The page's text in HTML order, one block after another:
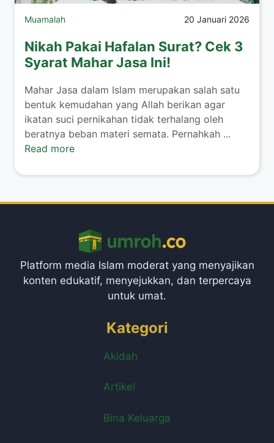
Muamalah 20 Januari 2026
Nikah Pakai Hafalan Surat? Cek 3
Syarat Mahar Jasa Ini!
​Mahar Jasa dalam Islam merupakan salah satu
bentuk kemudahan yang Allah berikan agar
ikatan suci pernikahan tidak terhalang oleh
beratnya beban materi semata. Pernahkah ...
Read more
Platform media Islam moderat yang menyajikan
konten edukatif, menyejukkan, dan terpercaya
untuk umat.
Kategori
Akidah
Artikel
Bina Keluarga